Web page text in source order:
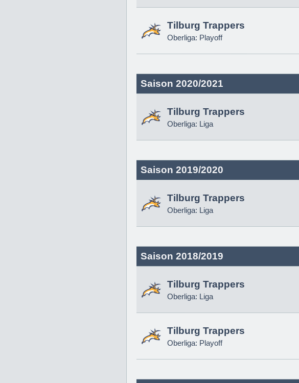
Tilburg Trappers
Oberliga: Playoff
Saison 2020/2021
Tilburg Trappers
Oberliga: Liga
Saison 2019/2020
Tilburg Trappers
Oberliga: Liga
Saison 2018/2019
Tilburg Trappers
Oberliga: Liga
Tilburg Trappers
Oberliga: Playoff